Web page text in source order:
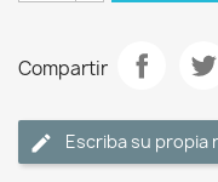
Compartir
Escriba su propia